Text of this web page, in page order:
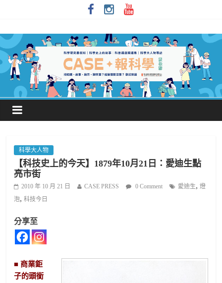
科學大人物
【科技史上的今天】1879年10月21日：愛迪生點
亮市街
2010 年 10 月 21 日 CASE PRESS 0 Comment 愛迪生,燈
泡,科技今日
分享至
■ 商業鉅
子的頭銜